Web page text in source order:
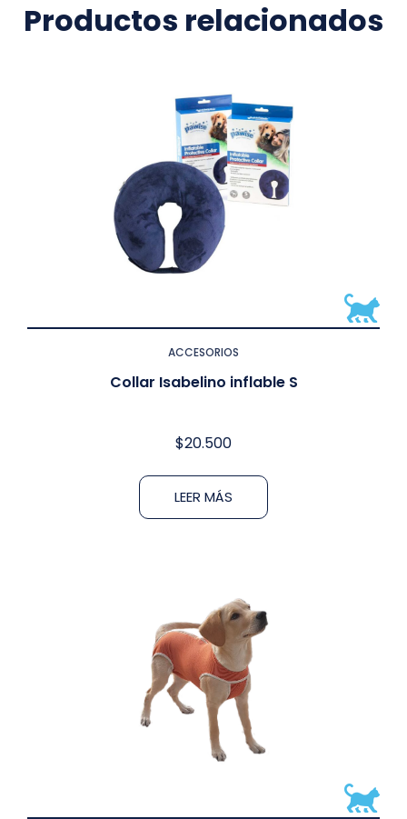
Productos relacionados
ACCESORIOS
Collar Isabelino inflable S
$20.500
LEER MÁS